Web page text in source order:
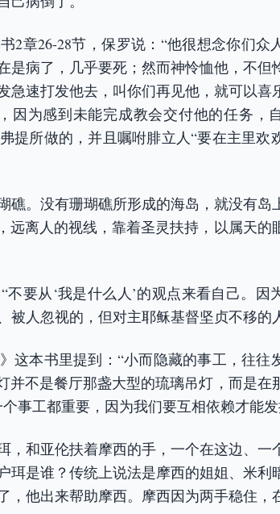
2章26-28节，保罗说：“他很想念你们众
是病了，几乎要死；然而神怜恤他，不但
急速打发他去，叫你们再见他，就可以喜
因为感到未能完成教会交付他的任务，
提所做的，并且嘱咐腓立人“要在主里欢
礁。没有珊瑚礁所形成的海岛，就没有岛
远离人的视线，靠着圣灵扶持，以属天的
要从‘我是什么人’的观点来看自己。因
被人忽视的，但对主耶稣基督坚贞不移的
这本书里提到：“小而隐藏的事工，往往
并不是餐厅那盏大型的琉璃吊灯，而是在
事工都重要，因为我们要互相依赖才能发
，和亚伦扶着摩西的手，一个在这边、一
珥是谁？传统上说法是摩西的姐姐、米利
，他出来帮助摩西。摩西因为两手稳住，